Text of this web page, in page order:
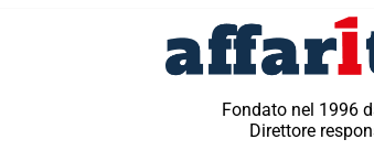
Fondato nel 1996
Direttore